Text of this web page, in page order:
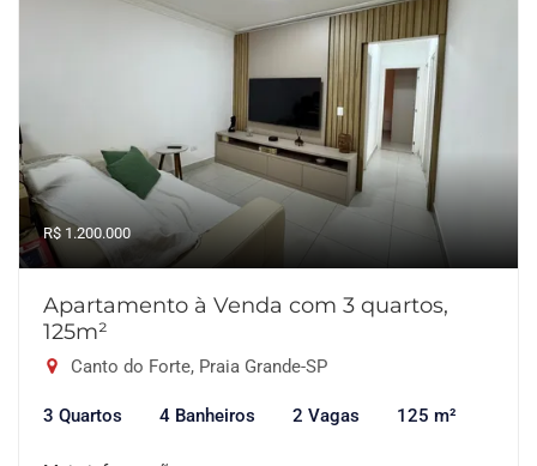
R$ 1.200.000
Apartamento à Venda com 3 quartos,
125m²
Canto do Forte, Praia Grande-SP
3 Quartos 4 Banheiros 2 Vagas 125 m²